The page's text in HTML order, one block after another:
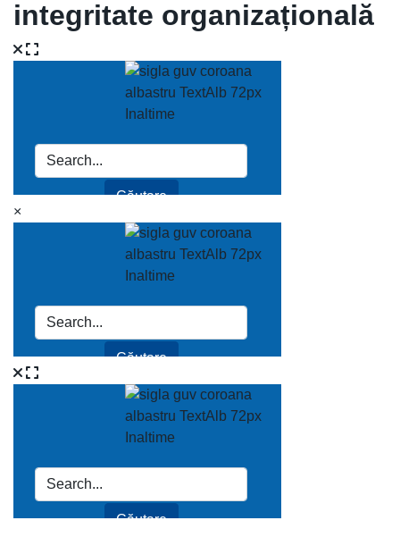
integritate organizațională
×